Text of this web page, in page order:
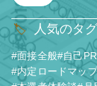
🏷️ 人気のタ
#面接全般#自己PR
#内定ロードマップ